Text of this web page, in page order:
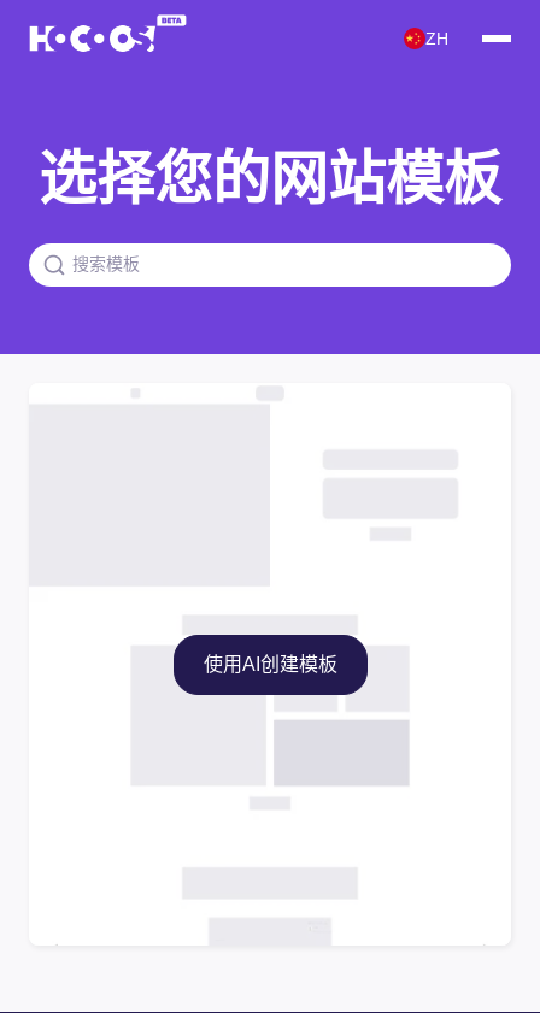
ZH
选择您的网站模板
使用AI创建模板